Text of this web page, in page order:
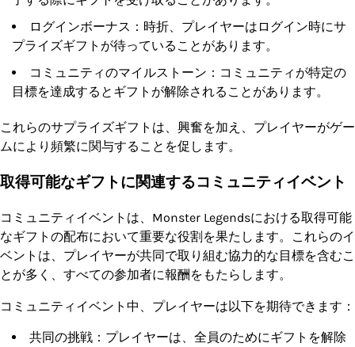
ログインボーナス：時折、プレイヤーはログイン時にサ
プライズギフトが待っていることがあります。
コミュニティのマイルストーン：コミュニティが特定の
目標を達成するとギフトが解除されることがあります。
これらのサプライズギフトは、興奮を加え、プレイヤーがゲー
ムにより頻繁に関与することを促します。
取得可能なギフトに関連するコミュニティイベント
コミュニティイベントは、Monster Legendsにおける取得可能
なギフトの配布において重要な役割を果たします。これらのイ
ベントは、プレイヤーが共同で取り組む協力的な目標を含むこ
とが多く、すべての参加者に報酬をもたらします。
コミュニティイベント中、プレイヤーは以下を期待できます：
共同の挑戦：プレイヤーは、全員のためにギフトを解除